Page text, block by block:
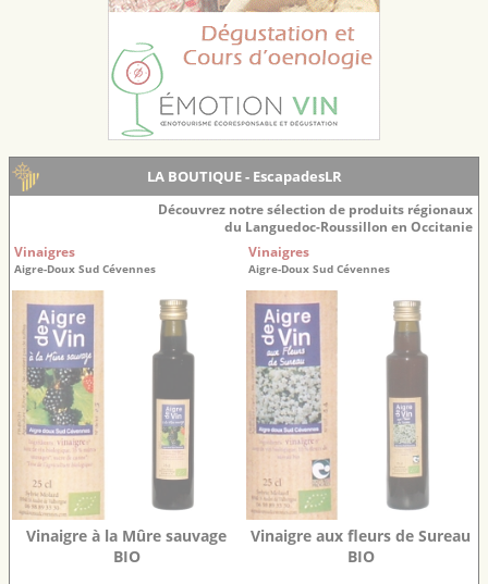
LA BOUTIQUE - EscapadesLR
Découvrez notre sélection de produits régionaux
du Languedoc-Roussillon en Occitanie
Vinaigres
Aigre-Doux Sud Cévennes
Vinaigre à la Mûre sauvage
BIO
Vinaigres
Aigre-Doux Sud Cévennes
Vinaigre aux fleurs de Sureau
BIO